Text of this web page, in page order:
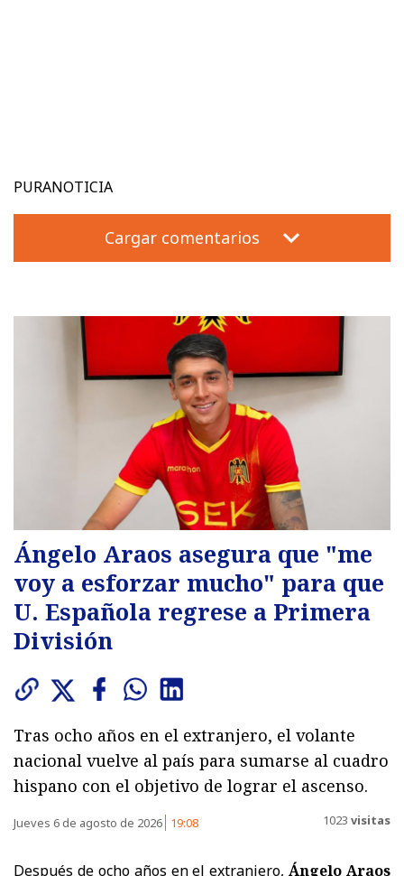
PURANOTICIA
Cargar comentarios
Ángelo Araos asegura que "me
voy a esforzar mucho" para que
U. Española regrese a Primera
División
Tras ocho años en el extranjero, el volante
nacional vuelve al país para sumarse al cuadro
hispano con el objetivo de lograr el ascenso.
Jueves 6 de agosto de 2026 19:08 1023 visitas
Después de ocho años en el extranjero,Ángelo Araos